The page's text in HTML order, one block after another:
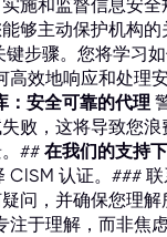
施和监督信息安
够主动保护机构
步骤。您将学习
效地响应和处理
：安全可靠的代理
败，这将导致您浪
## 在我们的支持
认证。###
问，并确保您理
于理解，而非焦